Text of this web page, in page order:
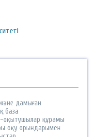
дамыған
база
оқытушылар құрамы
оқу орындарымен